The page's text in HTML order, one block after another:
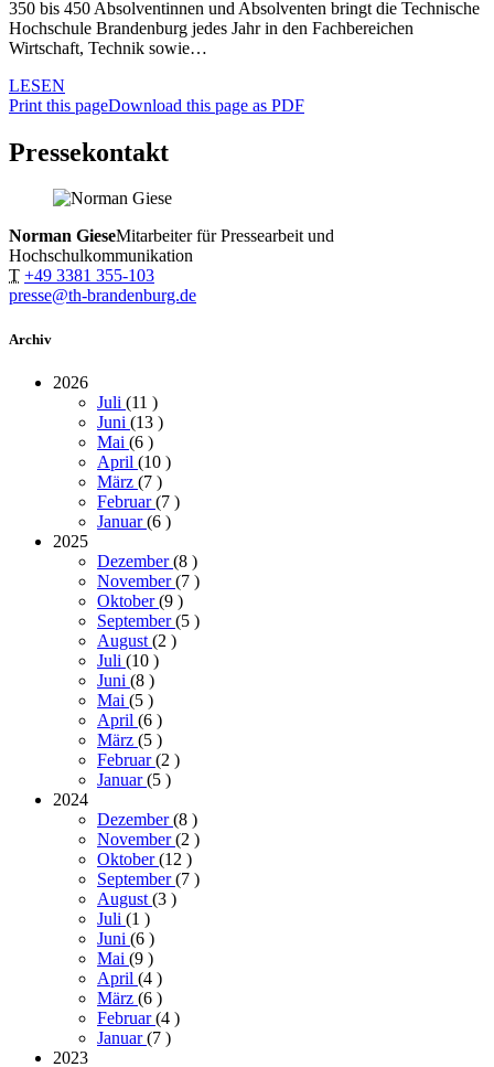
350 bis 450 Absolventinnen und Absolventen bringt die Technische
Hochschule Brandenburg jedes Jahr in den Fachbereichen
Wirtschaft, Technik sowie…
LESEN
Print this pageDownload this page as PDF
Pressekontakt
Norman GieseMitarbeiter für Pressearbeit und
Hochschulkommunikation
T +49 3381 355-103
presse@th-brandenburg.de
Archiv
2026
Juli (11 )
Juni (13 )
Mai (6 )
April (10 )
März (7 )
Februar(7 )
Januar(6 )
2025
Dezember(8 )
November(7 )
Oktober(9 )
September(5 )
August (2 )
Juli (10 )
Juni (8 )
Mai (5 )
April (6 )
März (5 )
Februar(2 )
Januar(5 )
2024
Dezember(8 )
November(2 )
Oktober(12 )
September(7 )
August (3 )
Juli (1 )
Juni (6 )
Mai (9 )
April (4 )
März (6 )
Februar(4 )
Januar(7 )
2023